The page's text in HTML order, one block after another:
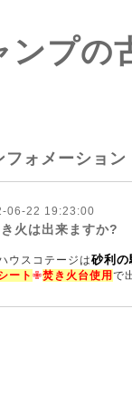
プの
フォメーション
06-22 19:23:00
き火は出来ますか?
ウスコテージは砂利
ート ✙焚き火台使用 で